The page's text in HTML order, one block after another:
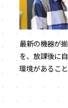
最新の機器が
を、放課後に
環境があるこ